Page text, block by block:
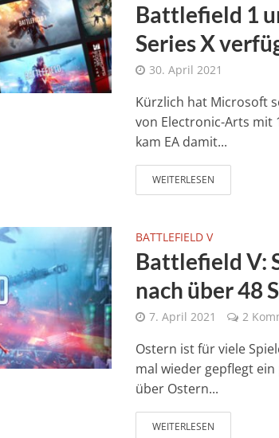
Battlefield 1
Series X
30. April 2021
Kürzlich hat Microsoft
von Electronic-Arts mit
kam EA damit...
WEITERLESEN
BATTLEFIELD V
Battlefield V:
nach über 48
7. April 2021 2
Ostern ist für viele
mal wieder gepflegt
über Ostern...
WEITERLESEN